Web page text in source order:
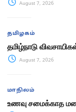
August 7, 2026
தமிழகம்
தமிழ்நாடு
August 7, 2026
மாநிலம்
உணவு சமைக்காத